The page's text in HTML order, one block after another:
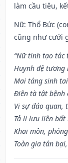
làm cầu tiêu,
Nữ: Thổ Bức
cũng như cưới
“Nữ tinh tạo tác
Huynh đệ tương
Mai táng sinh
Điên tà tật bệnh
Vi sự đáo quan,
Tả lị lưu liên bất
Khai môn,
Toàn gia tán